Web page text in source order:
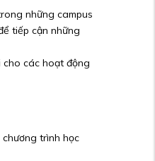
những campus
tiếp cận những
cho các hoạt động
trình học